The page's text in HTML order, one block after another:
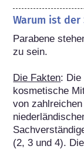
Warum ist
Parabene
zu sein.
Die Fakten: Die
kosmetische
von
(2, 3 und 4).